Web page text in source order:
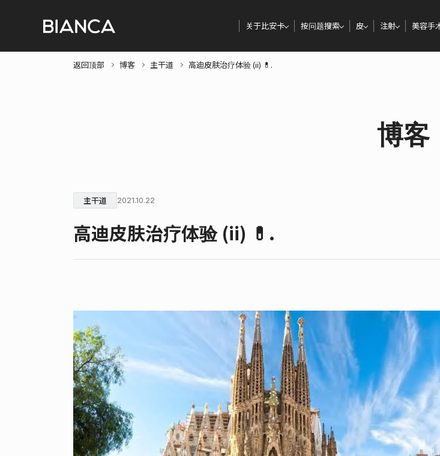
关于比安卡 按问题搜索 皮 注射 美容手
返回顶部 博客 主干道 高迪皮肤治疗体验 (ii) 💊.
博客
主干道 2021.10.22
高迪皮肤治疗体验 (ii) 💊.